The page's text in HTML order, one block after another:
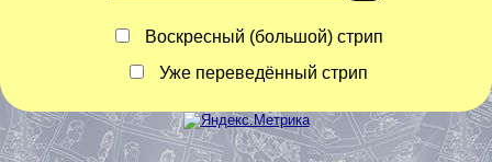
Воскресный (большой) стрип
Уже переведённый стрип